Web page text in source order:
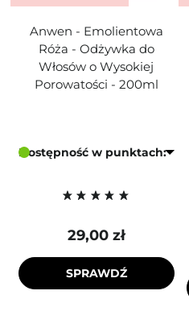
Anwen - Emolientowa
Róża - Odżywka do
Włosów o Wysokiej
Porowatości - 200ml
Dostępność w punktach:
29,00 zł
SPRAWDŹ